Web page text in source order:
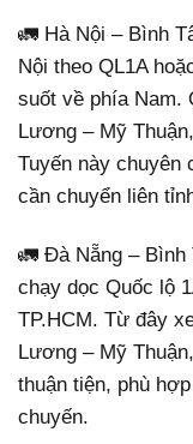
🚛 Hà Nội – Bình
Nội theo QL1A
suốt về phía Nam.
Lương – Mỹ
Tuyến này chuyên
cần chuyển liên
🚛 Đà Nẵng – Bình
chạy dọc Quốc lộ
TP.HCM. Từ đây
Lương – Mỹ
thuận tiện, phù
chuyến.